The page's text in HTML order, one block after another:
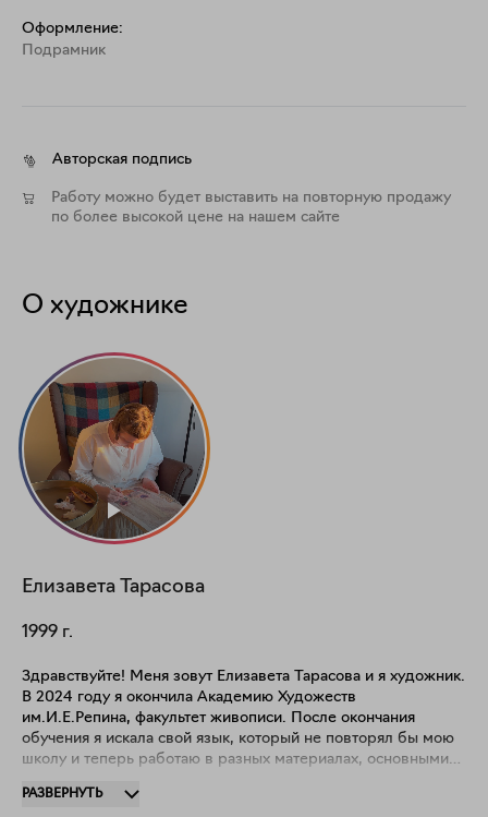
Оформление:
Подрамник
Авторская подпись
Работу можно будет выставить на повторную продажу
по более высокой цене на нашем сайте
О художнике
Елизавета Тарасова
1999 г.
Здравствуйте! Меня зовут Елизавета Тарасова и я художник.
В 2024 году я окончила Академию Художеств
им.И.Е.Репина, факультет живописи. После окончания
обучения я искала свой язык, который не повторял бы мою
школу и теперь работаю в разных материалах, основными
размышления о времени и о том, как жить с его
РАЗВЕРНУТЬ